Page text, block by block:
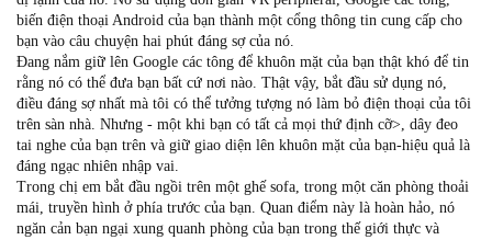
biến điện thoại Android của bạn thành một cổng thông tin cung cấp cho
bạn vào câu chuyện hai phút đáng sợ của nó.
Đang nắm giữ lên Google các tông để khuôn mặt của bạn thật khó để tin
rằng nó có thể đưa bạn bất cứ nơi nào. Thật vậy, bắt đầu sử dụng nó,
điều đáng sợ nhất mà tôi có thể tưởng tượng nó làm bỏ điện thoại của tôi
trên sàn nhà. Nhưng - một khi bạn có tất cả mọi thứ định cỡ>, dây đeo
tai nghe của bạn trên và giữ giao diện lên khuôn mặt của bạn-hiệu quả là
đáng ngạc nhiên nhập vai.
Trong chị em bắt đầu ngồi trên một ghế sofa, trong một căn phòng thoải
mái, truyền hình ở phía trước của bạn. Quan điểm này là hoàn hảo, nó
ngăn cản bạn ngại xung quanh phòng của bạn trong thế giới thực và